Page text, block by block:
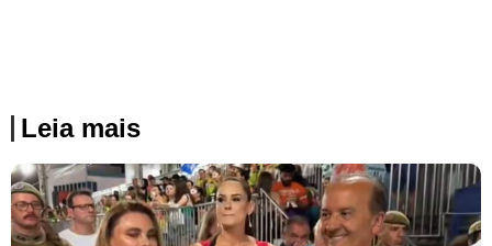
Leia mais